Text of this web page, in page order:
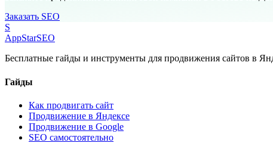
Заказать SEO
S
AppStarSEO
Бесплатные гайды и инструменты для продвижения сайтов в
Гайды
Как продвигать сайт
Продвижение в Яндексе
Продвижение в Google
SEO самостоятельно